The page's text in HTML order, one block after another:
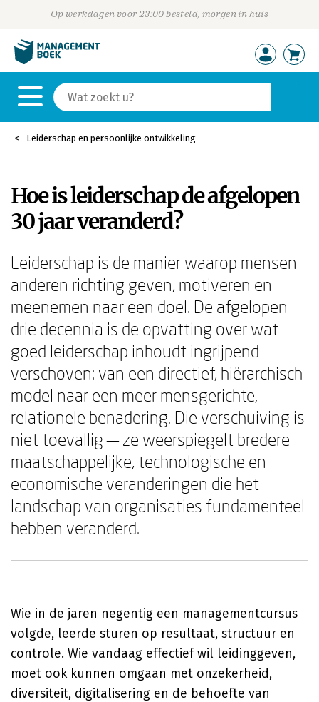
Op werkdagen voor 23:00 besteld, morgen in huis
Leiderschap en persoonlijke ontwikkeling
Hoe is leiderschap de afgelopen
30 jaar veranderd?
Leiderschap is de manier waarop mensen
anderen richting geven, motiveren en
meenemen naar een doel. De afgelopen
drie decennia is de opvatting over wat
goed leiderschap inhoudt ingrijpend
verschoven: van een directief, hiërarchisch
model naar een meer mensgerichte,
relationele benadering. Die verschuiving is
niet toevallig — ze weerspiegelt bredere
maatschappelijke, technologische en
economische veranderingen die het
landschap van organisaties fundamenteel
hebben veranderd.
Wie in de jaren negentig een managementcursus
volgde, leerde sturen op resultaat, structuur en
controle. Wie vandaag effectief wil leidinggeven,
moet ook kunnen omgaan met onzekerheid,
diversiteit, digitalisering en de behoefte van